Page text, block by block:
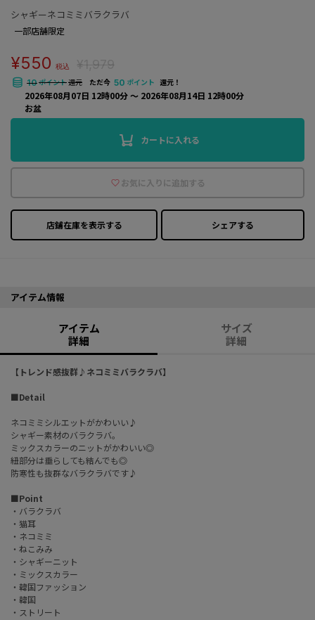
シャギーネコミミバラクラバ
一部店舗限定
¥550 税込 ¥1,979
10ポイント還元 ただ今 50 ポイント 還元！
2026年08月07日 12時00分 〜 2026年08月14日 12時00分
お盆
カートに入れる
お気に入りに追加する
店鋪在庫を表示する シェアする
アイテム情報
アイテム
詳細
サイズ
詳細
【トレンド感抜群♪ネコミミバラクラバ】
■Detail
ネコミミシルエットがかわいい♪
シャギー素材のバラクラバ。
ミックスカラーのニットがかわいい◎
紐部分は垂らしても結んでも◎
防寒性も抜群なバラクラバです♪
■Point
・バラクラバ
・猫耳
・ネコミミ
・ねこみみ
・シャギーニット
・ミックスカラー
・韓国ファッション
・韓国
・ストリート